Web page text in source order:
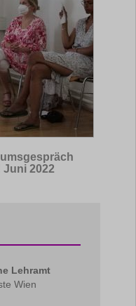
2022
Lehramt
Wien